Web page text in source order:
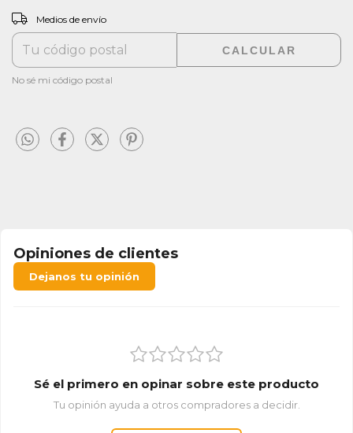
Entregas para el CP:
Medios de envío
CALCULAR
No sé mi código postal
Opiniones de clientes
Dejanos tu opinión
Sé el primero en opinar sobre este producto
Tu opinión ayuda a otros compradores a decidir.